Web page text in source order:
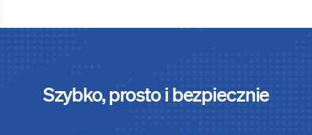
Szybko, prosto i bezpiecznie